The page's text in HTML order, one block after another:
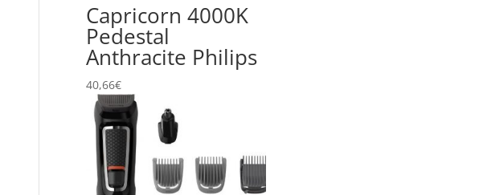
Capricorn 4000K
Pedestal
Anthracite Philips
40,66€